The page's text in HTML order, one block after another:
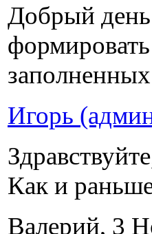
Добрый
Игорь
Как и
Валерий, 3